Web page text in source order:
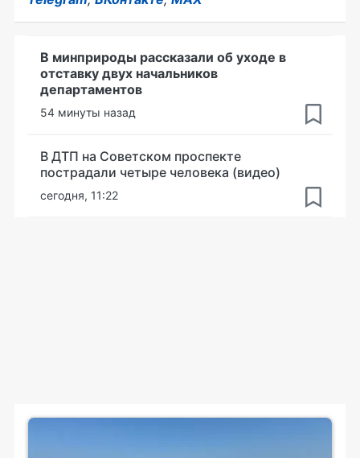
В минприроды рассказали об уходе в
отставку двух начальников
департаментов
54 минуты назад
В ДТП на Советском проспекте
пострадали четыре человека (видео)
сегодня, 11:22